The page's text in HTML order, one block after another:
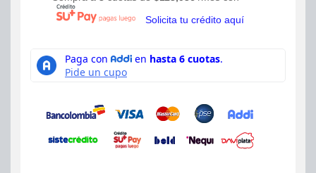
Solicita tu crédito aquí